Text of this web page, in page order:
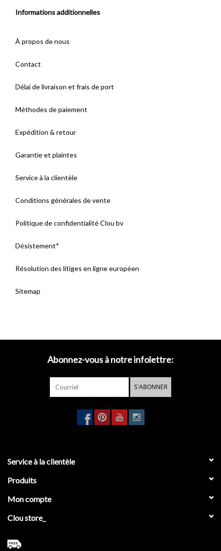
Informations additionnelles
À propos de nous
Contact
Délai de livraison et frais de port
Méthodes de paiement
Expédition & retour
Garantie et plaintes
Service à la clientèle
Conditions générales de vente
Politique de confidentialité Clou bv
Désistement*
Résolution des litiges en ligne européen
Sitemap
Abonnez-vous à notre infolettre:
S'ABONNER
Service à la clientèle
Produits
Mon compte
Clou store_